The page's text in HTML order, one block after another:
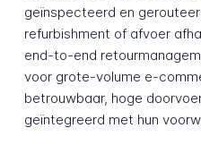
geïnspecteerd en
refurbishment of afvoer
end-to-end
voor grote-volume e-
betrouwbaar, hoge
geïntegreerd met hun